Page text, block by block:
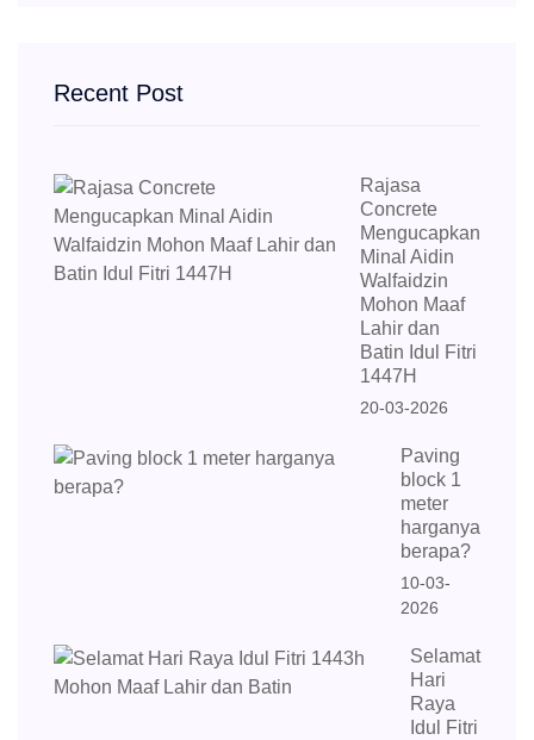
Recent Post
Rajasa
Concrete
Mengucapkan
Minal Aidin
Walfaidzin
Mohon Maaf
Lahir dan
Batin Idul Fitri
1447H
20-03-2026
Paving
block 1
meter
harganya
berapa?
10-03-
2026
Selamat
Hari
Raya
Idul Fitri